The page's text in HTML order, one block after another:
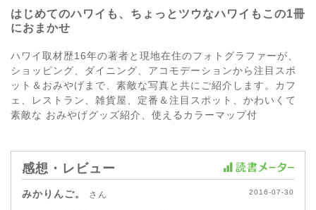
はじめてのハワイも、ちょっとツウなハワイもこの1冊
におまかせ
ハワイ取材歴16年の著者と現地在住のフォトグラファーが、
ショッピング、ダイニング、アコモデーションから注目スポ
ット＆おみやげまで、素敵な写真と共にご紹介します。カフ
ェ、レストラン、雑貨屋、定番＆注目スポット、かわいくて
素敵な おみやげグッズ紹介、使えるカラーマップ付
感想・レビュー
みかりんご。 さん 2016-07-30